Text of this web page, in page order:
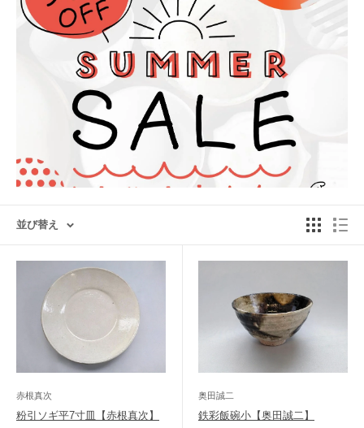
「週替わりSUMMERセール」最終週スタート！
最終週は、なんと！ altoyo定番の作家・窯元のアイテム
"30%OFF"
でお買い求めいただけます。
お気に入りのうつわを見つけに、ぜひチェックしてみてください！
▼「絞り込み」
から「作家名」や「うつわの形」で絞り込むことがで
きます。
並び替え
赤根真次
粉引ソギ平7寸皿【赤根真次】
奥田誠二
鉄彩飯碗小【奥田誠二】